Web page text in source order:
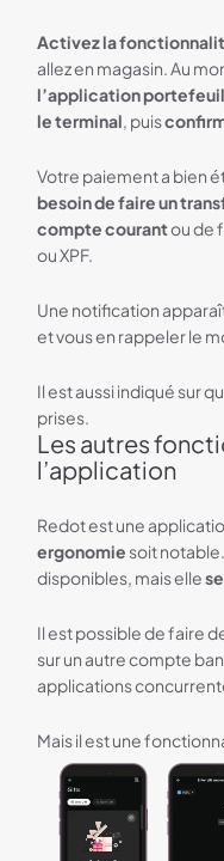
Activez la
allez en magasin. Au
l’application
le terminal, puis
Votre paiement a bien
besoin de faire un
compte courantou de
ou XPF.
Une notification
et vous en rappeler le
Il est aussi indiqué sur
prises.
Les autres
l’application
Redot est une
ergonomiesoit
disponibles, mais elle
Il est possible de faire
sur un autre compte
applications
Mais il est une